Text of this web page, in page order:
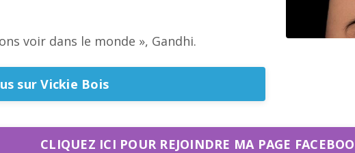
voir dans le monde », Gandhi.
sur Vickie Bois
CLIQUEZ ICI POUR REJOINDRE MA PAGE